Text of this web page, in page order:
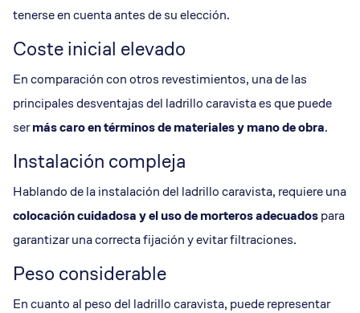
tenerse en cuenta antes de su elección.
Coste inicial elevado
En comparación con otros revestimientos, una de las
principales desventajas del ladrillo caravista es que puede
sermás caro en términos de materiales y mano de obra.
Instalación compleja
Hablando de la instalación del ladrillo caravista, requiere una
colocación cuidadosa y el uso de morteros adecuadospara
garantizar una correcta fijación y evitar filtraciones.
Peso considerable
En cuanto al peso del ladrillo caravista, puede representar